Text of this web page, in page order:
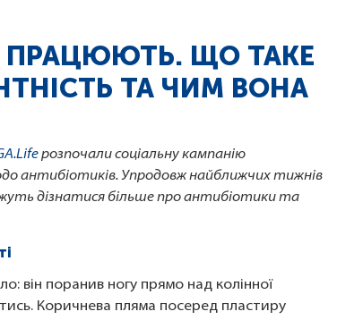
ПРАЦЮЮТЬ. ЩО ТАКЕ
ТА ЧИМ ВОНА
розпочали соціальну кампанію
антибіотиків. Упродовж найближчих тижнів
дізнатися більше про антибіотики та
він поранив ногу прямо над колінної
Коричнева пляма посеред пластиру